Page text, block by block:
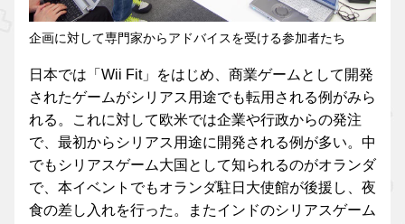
企画に対して専門家からアドバイスを受ける参加者たち
日本では「Wii Fit」をはじめ、商業ゲームとして開発
されたゲームがシリアス用途でも転用される例がみら
れる。これに対して欧米では企業や行政からの発注
で、最初からシリアス用途に開発される例が多い。中
でもシリアスゲーム大国として知られるのがオランダ
で、本イベントでもオランダ駐日大使館が後援し、夜
食の差し入れを行った。またインドのシリアスゲーム